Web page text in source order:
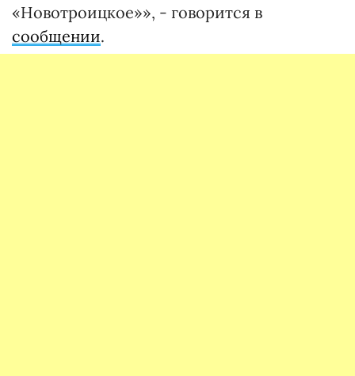
«Новотроицкое»», - говорится в
сообщении.